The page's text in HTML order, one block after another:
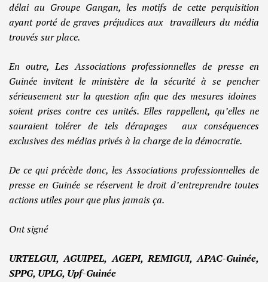
délai au Groupe Gangan, les motifs de cette perquisition
ayant porté de graves préjudices aux travailleurs du média
trouvés sur place.
En outre, Les Associations professionnelles de presse en
Guinée invitent le ministère de la sécurité à se pencher
sérieusement sur la question afin que des mesures idoines
soient prises contre ces unités. Elles rappellent, qu’elles ne
sauraient tolérer de tels dérapages aux conséquences
exclusives des médias privés à la charge de la démocratie.
De ce qui précède donc, les Associations professionnelles de
presse en Guinée se réservent le droit d’entreprendre toutes
actions utiles pour que plus jamais ça.
Ont signé
URTELGUI, AGUIPEL, AGEPI, REMIGUI, APAC-Guinée,
SPPG, UPLG, Upf-Guinée